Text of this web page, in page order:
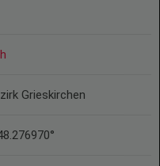
Grieskirchen